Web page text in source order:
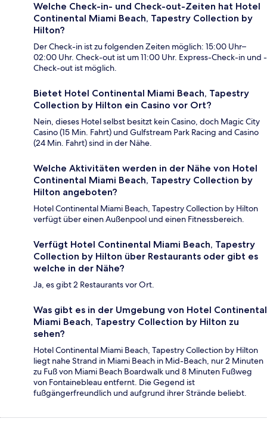
Welche Check-in- und Check-out-Zeiten hat Hotel
Continental Miami Beach, Tapestry Collection by
Hilton?
Der Check-in ist zu folgenden Zeiten möglich: 15:00 Uhr–
02:00 Uhr. Check-out ist um 11:00 Uhr. Express-Check-in und -
Check-out ist möglich.
Bietet Hotel Continental Miami Beach, Tapestry
Collection by Hilton ein Casino vor Ort?
Nein, dieses Hotel selbst besitzt kein Casino, doch Magic City
Casino (15 Min. Fahrt) und Gulfstream Park Racing and Casino
(24 Min. Fahrt) sind in der Nähe.
Welche Aktivitäten werden in der Nähe von Hotel
Continental Miami Beach, Tapestry Collection by
Hilton angeboten?
Hotel Continental Miami Beach, Tapestry Collection by Hilton
verfügt über einen Außenpool und einen Fitnessbereich.
Verfügt Hotel Continental Miami Beach, Tapestry
Collection by Hilton über Restaurants oder gibt es
welche in der Nähe?
Ja, es gibt 2 Restaurants vor Ort.
Was gibt es in der Umgebung von Hotel Continental
Miami Beach, Tapestry Collection by Hilton zu
sehen?
Hotel Continental Miami Beach, Tapestry Collection by Hilton
liegt nahe Strand in Miami Beach in Mid-Beach, nur 2 Minuten
zu Fuß von Miami Beach Boardwalk und 8 Minuten Fußweg
von Fontainebleau entfernt. Die Gegend ist
fußgängerfreundlich und aufgrund ihrer Strände beliebt.